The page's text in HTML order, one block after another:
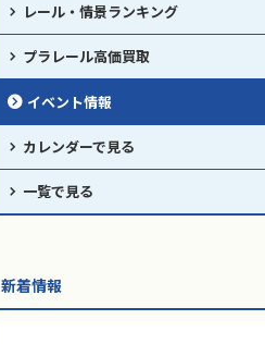
レール・情景ランキング
プラレール高価買取
イベント情報
カレンダーで見る
一覧で見る
新着情報